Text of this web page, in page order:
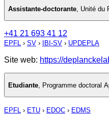
Assistante-doctorante, Unité du
+41 21 693 41 12
EPFL › SV › IBI-SV › UPDEPLA
Site web: https://
Etudiante Programme doctoral
EPFL › ETU › EDOC › EDMS